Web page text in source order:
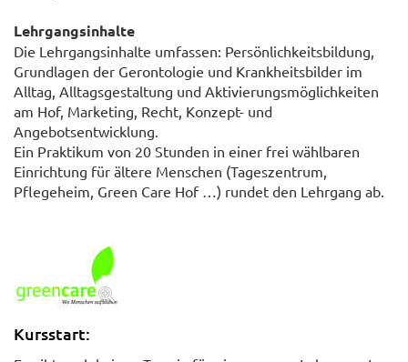
Lehrgangsinhalte
Die Lehrgangsinhalte umfassen: Persönlichkeitsbildung,
Grundlagen der Gerontologie und Krankheitsbilder im
Alltag, Alltagsgestaltung und Aktivierungsmöglichkeiten
am Hof, Marketing, Recht, Konzept- und
Angebotsentwicklung.
Ein Praktikum von 20 Stunden in einer frei wählbaren
Einrichtung für ältere Menschen (Tageszentrum,
Pflegeheim, Green Care Hof …) rundet den Lehrgang ab.
Kursstart: